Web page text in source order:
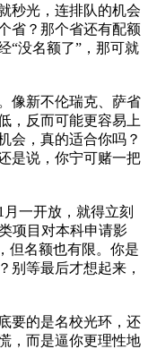
秒光，连排队的机会
省？那个省还有配额
“没名额了”，那可就
像新不伦瑞克、萨省
，反而可能更容易上
会，真的适合你吗？
是说，你宁可赌一把
一开放，就得立刻
项目对本科申请影
但名额也有限。你是
别等最后才想起来，
要的是名校光环，还
，而是逼你更理性地